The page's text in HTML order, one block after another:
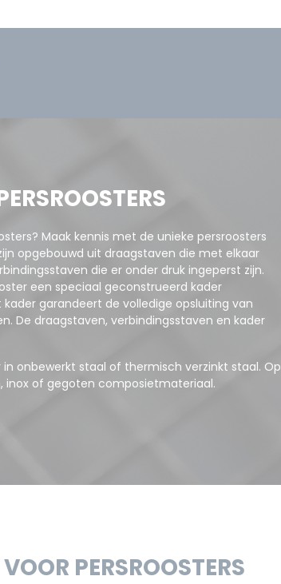
Maak kennis met de unieke persroosters
opgebouwd uit draagstaven die met elkaar
die er onder druk ingeperst zijn.
een speciaal geconstrueerd kader
garandeert de volledige opsluiting van
De draagstaven, verbindingsstaven en kader
in onbewerkt staal of thermisch verzinkt staal. Op
inox of gegoten composietmateriaal.
PERSROOSTERS